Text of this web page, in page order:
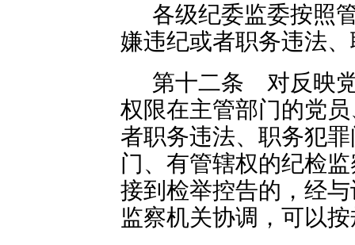
各级纪委监委按照
嫌违纪或者职务违法
第十二条 对反映
权限在主管部门的党
者职务违法、职务犯
门、有管辖权的纪检
接到检举控告的，经
监察机关协调，可以